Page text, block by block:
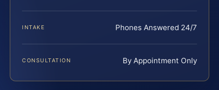
INTAKE Phones Answered 24/7
CONSULTATION By Appointment Only